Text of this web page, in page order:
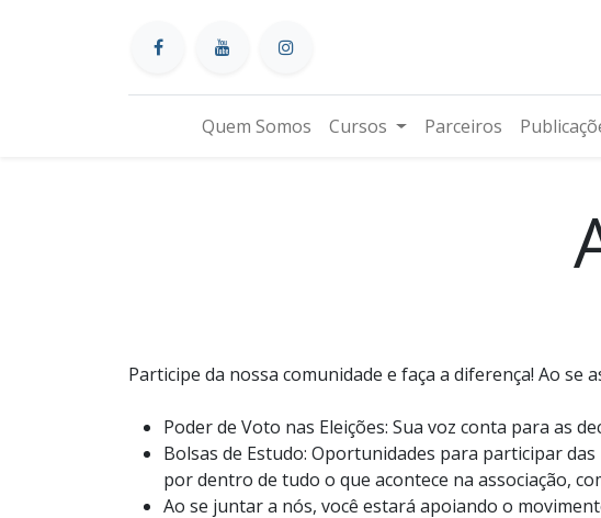
Quem Somos Cursos Parceiros
Participe da nossa comunidade e faça a diferença! Ao se
Poder de Voto nas Eleições: Sua voz conta para as
Bolsas de Estudo: Oportunidades para participar
por dentro de tudo o que acontece na associação,
Ao se juntar a nós, você estará apoiando o